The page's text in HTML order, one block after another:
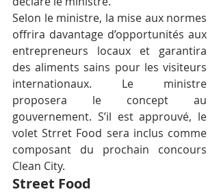
Selon le ministre, la mise aux normes
offrira davantage d’opportunités aux
entrepreneurs locaux et garantira
des aliments sains pour les visiteurs
internationaux. Le ministre
proposera le concept au
gouvernement. S’il est approuvé, le
volet Strret Food sera inclus comme
composant du prochain concours
Clean City.
Street Food